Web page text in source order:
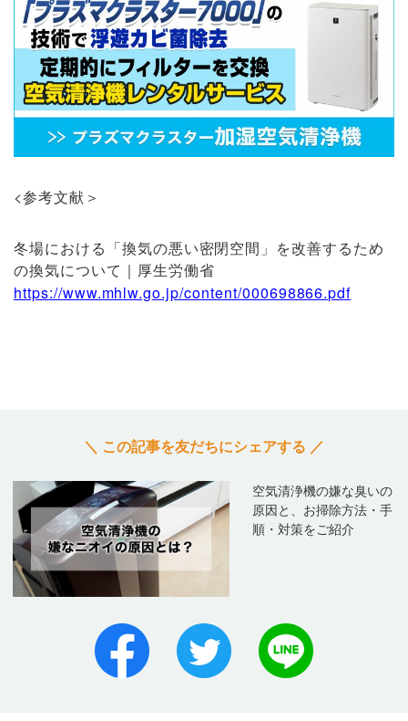
<参考文献＞
冬場における「換気の悪い密閉空間」を改善するため
の換気について｜厚生労働省
https://www.mhlw.go.jp/content/000698866.pdf
＼ この記事を友だちにシェアする ／
空気清浄機の嫌な臭いの
原因と、お掃除方法・手
順・対策をご紹介